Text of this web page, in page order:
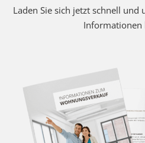
Laden Sie sich jetzt schnell
Informationen